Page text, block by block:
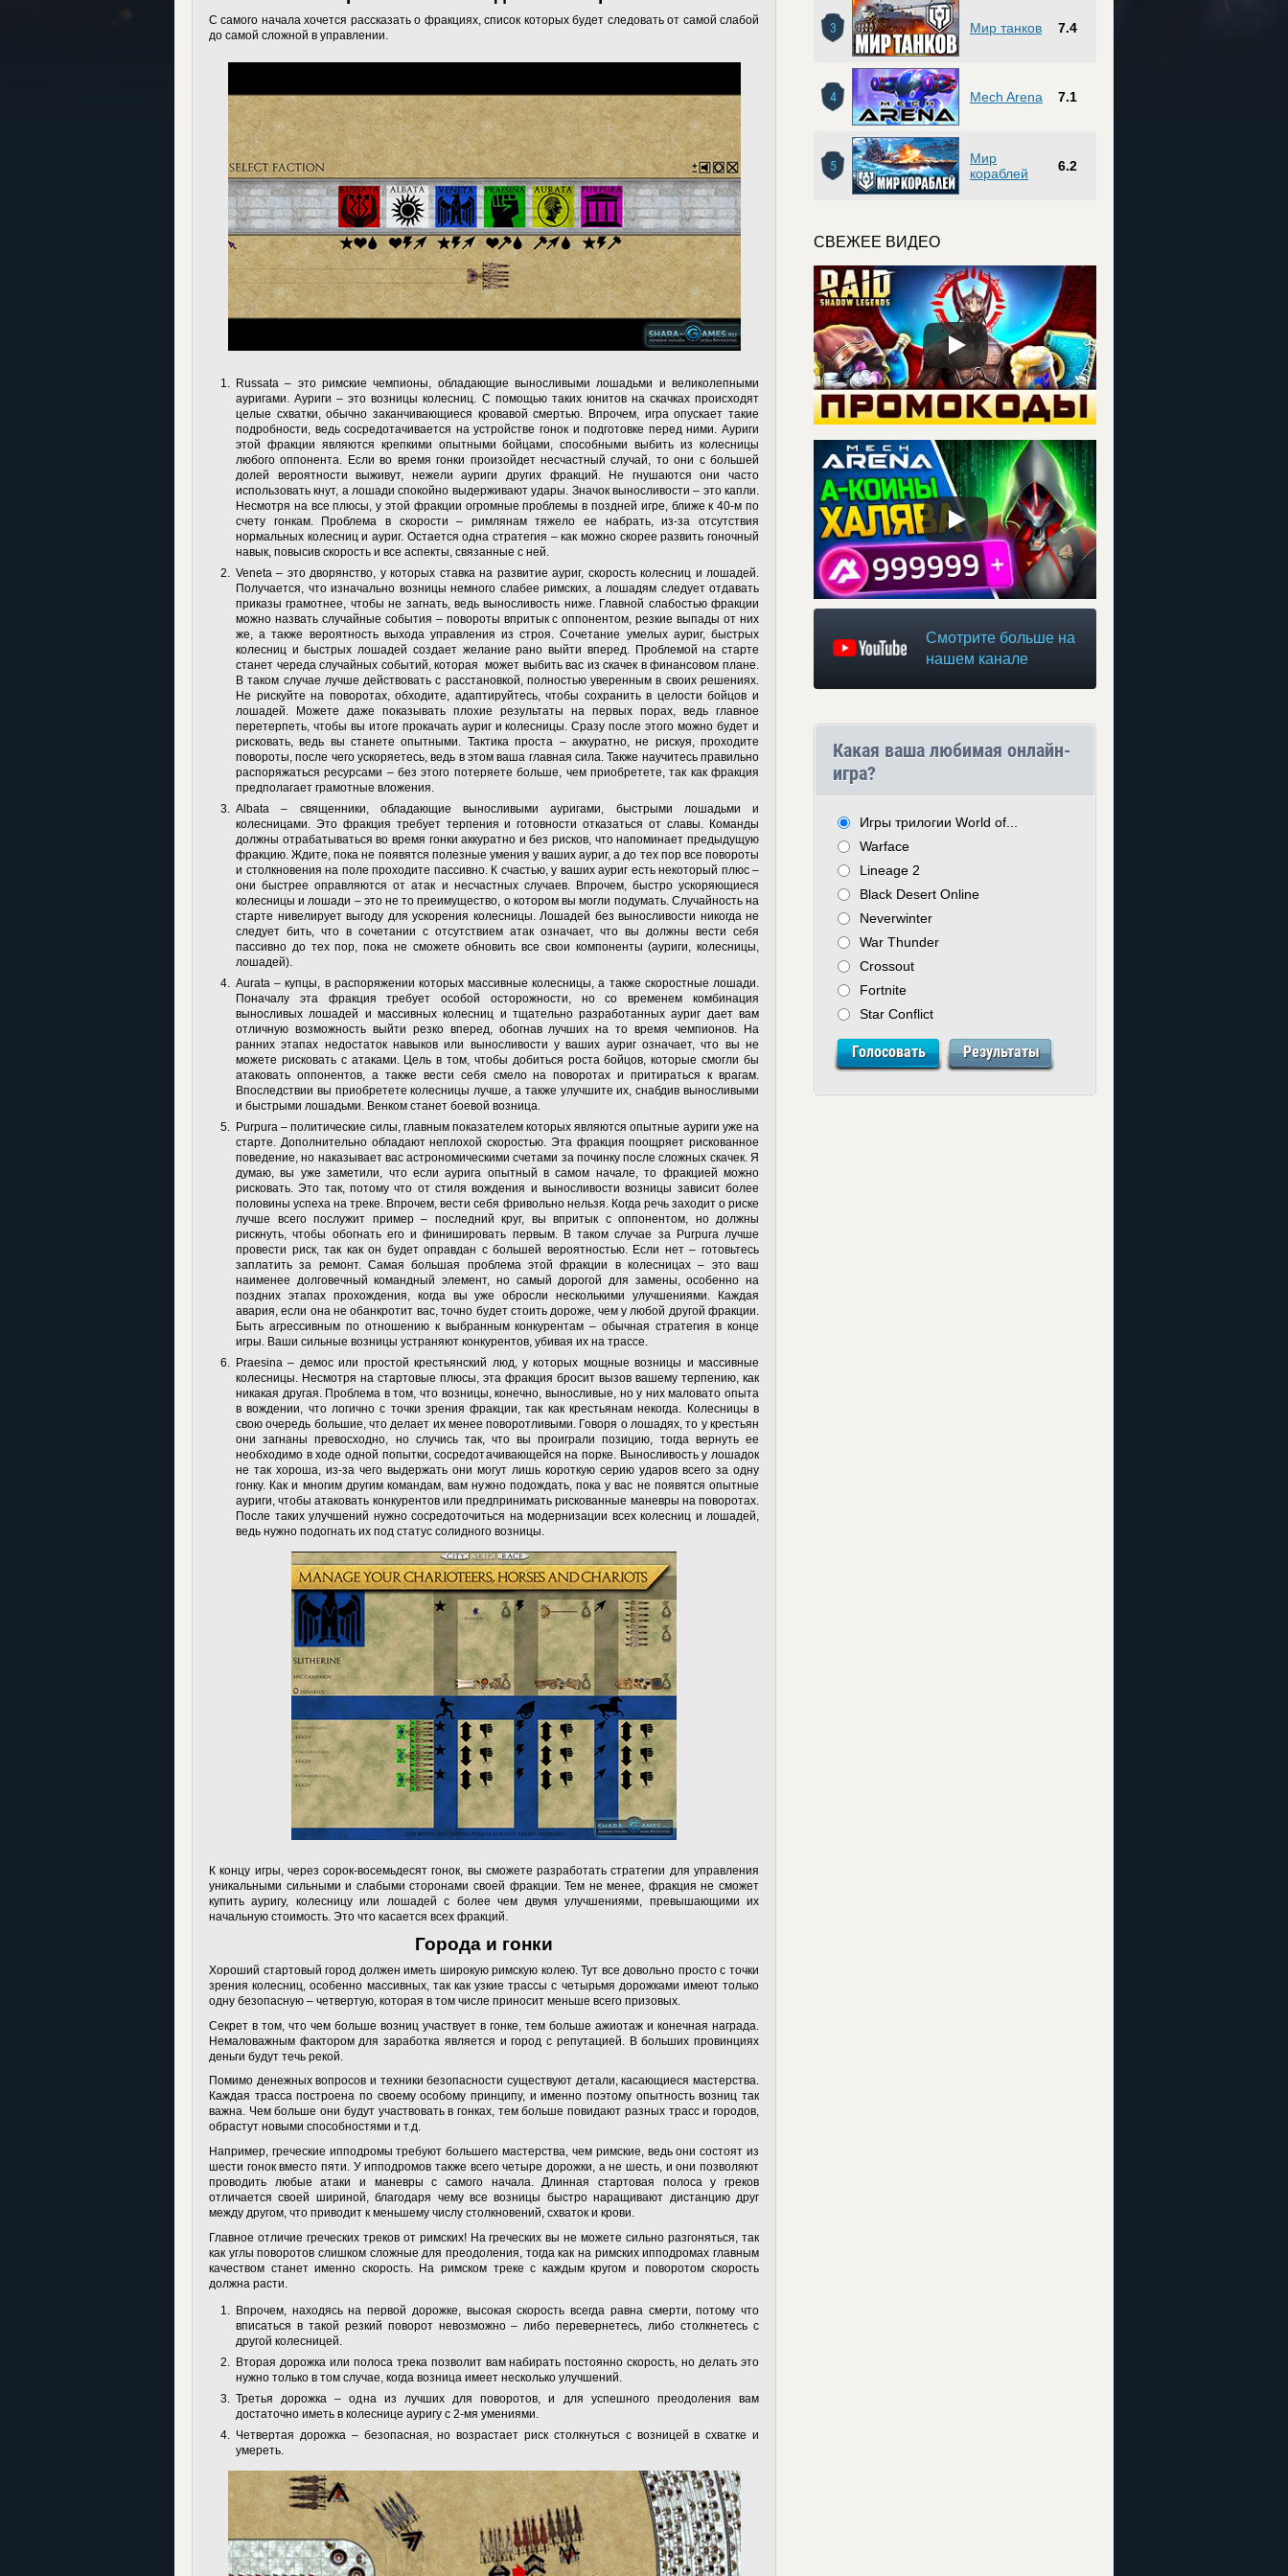
С самого начала хочется рассказать о фракциях, список которых будет следовать от самой слабой
до самой сложной в управлении.
Russata – это римские чемпионы, обладающие выносливыми лошадьми и великолепными
ауригами. Ауриги – это возницы колесниц. С помощью таких юнитов на скачках происходят
целые схватки, обычно заканчивающиеся кровавой смертью. Впрочем, игра опускает такие
подробности, ведь сосредотачивается на устройстве гонок и подготовке перед ними. Ауриги
этой фракции являются крепкими опытными бойцами, способными выбить из колесницы
любого оппонента. Если во время гонки произойдет несчастный случай, то они с большей
долей вероятности выживут, нежели ауриги других фракций. Не гнушаются они часто
использовать кнут, а лошади спокойно выдерживают удары. Значок выносливости – это капли.
Несмотря на все плюсы, у этой фракции огромные проблемы в поздней игре, ближе к 40-м по
счету гонкам. Проблема в скорости – римлянам тяжело ее набрать, из-за отсутствия
нормальных колесниц и ауриг. Остается одна стратегия – как можно скорее развить гоночный
навык, повысив скорость и все аспекты, связанные с ней.
Veneta – это дворянство, у которых ставка на развитие ауриг, скорость колесниц и лошадей.
Получается, что изначально возницы немного слабее римских, а лошадям следует отдавать
приказы грамотнее, чтобы не загнать, ведь выносливость ниже. Главной слабостью фракции
можно назвать случайные события – повороты впритык с оппонентом, резкие выпады от них
же, а также вероятность выхода управления из строя. Сочетание умелых ауриг, быстрых
колесниц и быстрых лошадей создает желание рано выйти вперед. Проблемой на старте
станет череда случайных событий, которая может выбить вас из скачек в финансовом плане.
В таком случае лучше действовать с расстановкой, полностью уверенным в своих решениях.
Не рискуйте на поворотах, обходите, адаптируйтесь, чтобы сохранить в целости бойцов и
лошадей. Можете даже показывать плохие результаты на первых порах, ведь главное
перетерпеть, чтобы вы итоге прокачать ауриг и колесницы. Сразу после этого можно будет и
рисковать, ведь вы станете опытными. Тактика проста – аккуратно, не рискуя, проходите
повороты, после чего ускоряетесь, ведь в этом ваша главная сила. Также научитесь правильно
распоряжаться ресурсами – без этого потеряете больше, чем приобретете, так как фракция
предполагает грамотные вложения.
Albata – священники, обладающие выносливыми ауригами, быстрыми лошадьми и
колесницами. Это фракция требует терпения и готовности отказаться от славы. Команды
должны отрабатываться во время гонки аккуратно и без рисков, что напоминает предыдущую
фракцию. Ждите, пока не появятся полезные умения у ваших ауриг, а до тех пор все повороты
и столкновения на поле проходите пассивно. К счастью, у ваших ауриг есть некоторый плюс –
они быстрее оправляются от атак и несчастных случаев. Впрочем, быстро ускоряющиеся
колесницы и лошади – это не то преимущество, о котором вы могли подумать. Случайность на
старте нивелирует выгоду для ускорения колесницы. Лошадей без выносливости никогда не
следует бить, что в сочетании с отсутствием атак означает, что вы должны вести себя
пассивно до тех пор, пока не сможете обновить все свои компоненты (ауриги, колесницы,
лошадей).
Aurata – купцы, в распоряжении которых массивные колесницы, а также скоростные лошади.
Поначалу эта фракция требует особой осторожности, но со временем комбинация
выносливых лошадей и массивных колесниц и тщательно разработанных ауриг дает вам
отличную возможность выйти резко вперед, обогнав лучших на то время чемпионов. На
ранних этапах недостаток навыков или выносливости у ваших ауриг означает, что вы не
можете рисковать с атаками. Цель в том, чтобы добиться роста бойцов, которые смогли бы
атаковать оппонентов, а также вести себя смело на поворотах и притираться к врагам.
Впоследствии вы приобретете колесницы лучше, а также улучшите их, снабдив выносливыми
и быстрыми лошадьми. Венком станет боевой возница.
Purpura – политические силы, главным показателем которых являются опытные ауриги уже на
старте. Дополнительно обладают неплохой скоростью. Эта фракция поощряет рискованное
поведение, но наказывает вас астрономическими счетами за починку после сложных скачек. Я
думаю, вы уже заметили, что если аурига опытный в самом начале, то фракцией можно
рисковать. Это так, потому что от стиля вождения и выносливости возницы зависит более
половины успеха на треке. Впрочем, вести себя фривольно нельзя. Когда речь заходит о риске
лучше всего послужит пример – последний круг, вы впритык с оппонентом, но должны
рискнуть, чтобы обогнать его и финишировать первым. В таком случае за Purpura лучше
провести риск, так как он будет оправдан с большей вероятностью. Если нет – готовьтесь
заплатить за ремонт. Самая большая проблема этой фракции в колесницах – это ваш
наименее долговечный командный элемент, но самый дорогой для замены, особенно на
поздних этапах прохождения, когда вы уже обросли несколькими улучшениями. Каждая
авария, если она не обанкротит вас, точно будет стоить дороже, чем у любой другой фракции.
Быть агрессивным по отношению к выбранным конкурентам – обычная стратегия в конце
игры. Ваши сильные возницы устраняют конкурентов, убивая их на трассе.
Praesina – демос или простой крестьянский люд, у которых мощные возницы и массивные
колесницы. Несмотря на стартовые плюсы, эта фракция бросит вызов вашему терпению, как
никакая другая. Проблема в том, что возницы, конечно, выносливые, но у них маловато опыта
в вождении, что логично с точки зрения фракции, так как крестьянам некогда. Колесницы в
свою очередь большие, что делает их менее поворотливыми. Говоря о лошадях, то у крестьян
они загнаны превосходно, но случись так, что вы проиграли позицию, тогда вернуть ее
необходимо в ходе одной попытки, сосредотачивающейся на порке. Выносливость у лошадок
не так хороша, из-за чего выдержать они могут лишь короткую серию ударов всего за одну
гонку. Как и многим другим командам, вам нужно подождать, пока у вас не появятся опытные
ауриги, чтобы атаковать конкурентов или предпринимать рискованные маневры на поворотах.
После таких улучшений нужно сосредоточиться на модернизации всех колесниц и лошадей,
ведь нужно подогнать их под статус солидного возницы.
К концу игры, через сорок-восемьдесят гонок, вы сможете разработать стратегии для управления
уникальными сильными и слабыми сторонами своей фракции. Тем не менее, фракция не сможет
купить ауригу, колесницу или лошадей с более чем двумя улучшениями, превышающими их
начальную стоимость. Это что касается всех фракций.
Города и гонки
Хороший стартовый город должен иметь широкую римскую колею. Тут все довольно просто с точки
зрения колесниц, особенно массивных, так как узкие трассы с четырьмя дорожками имеют только
одну безопасную – четвертую, которая в том числе приносит меньше всего призовых.
Секрет в том, что чем больше возниц участвует в гонке, тем больше ажиотаж и конечная награда.
Немаловажным фактором для заработка является и город с репутацией. В больших провинциях
деньги будут течь рекой.
Помимо денежных вопросов и техники безопасности существуют детали, касающиеся мастерства.
Каждая трасса построена по своему особому принципу, и именно поэтому опытность возниц так
важна. Чем больше они будут участвовать в гонках, тем больше повидают разных трасс и городов,
обрастут новыми способностями и т.д.
Например, греческие ипподромы требуют большего мастерства, чем римские, ведь они состоят из
шести гонок вместо пяти. У ипподромов также всего четыре дорожки, а не шесть, и они позволяют
проводить любые атаки и маневры с самого начала. Длинная стартовая полоса у греков
отличается своей шириной, благодаря чему все возницы быстро наращивают дистанцию друг
между другом, что приводит к меньшему числу столкновений, схваток и крови.
Главное отличие греческих треков от римских! На греческих вы не можете сильно разгоняться, так
как углы поворотов слишком сложные для преодоления, тогда как на римских ипподромах главным
качеством станет именно скорость. На римском треке с каждым кругом и поворотом скорость
должна расти.
Впрочем, находясь на первой дорожке, высокая скорость всегда равна смерти, потому что
вписаться в такой резкий поворот невозможно – либо перевернетесь, либо столкнетесь с
другой колесницей.
Вторая дорожка или полоса трека позволит вам набирать постоянно скорость, но делать это
нужно только в том случае, когда возница имеет несколько улучшений.
Третья дорожка – одна из лучших для поворотов, и для успешного преодоления вам
достаточно иметь в колеснице ауригу с 2-мя умениями.
Четвертая дорожка – безопасная, но возрастает риск столкнуться с возницей в схватке и
умереть.
3 Мир танков 7.4
4 Mech Arena 7.1
5
Мир
кораблей
6.2
СВЕЖЕЕ ВИДЕО
Смотрите больше на
нашем канале
Какая ваша любимая онлайн-
игра?
Игры трилогии World of...
Warface
Lineage 2
Black Desert Online
Neverwinter
War Thunder
Crossout
Fortnite
Star Conflict